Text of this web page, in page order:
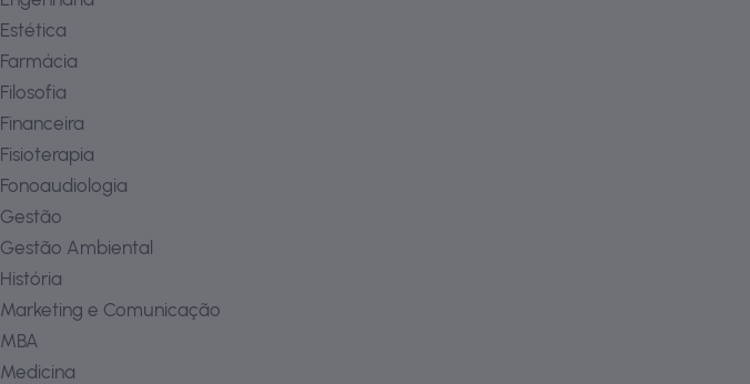
Estética
Farmácia
Filosofia
Financeira
Fisioterapia
Fonoaudiologia
Gestão
Gestão Ambiental
História
Marketing e Comunicação
MBA
Medicina